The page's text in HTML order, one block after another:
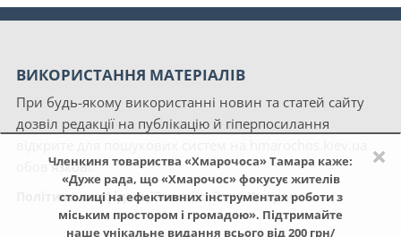
×
Членкиня товариства «Хмарочоса» Тамара каже:
«Дуже рада, що «Хмарочос» фокусує жителів
столиці на ефективних інструментах роботи з
міським простором і громадою». Підтримайте
наше унікальне видання всього від 200 грн/
ВИКОРИСТАННЯ МАТЕРІАЛІВ
При будь-якому використанні новин та статей сайту
дозвіл редакції на публікацію й гіперпосилання
обов'язкові.
Політика конфіденційності сайту «Хмарочос»